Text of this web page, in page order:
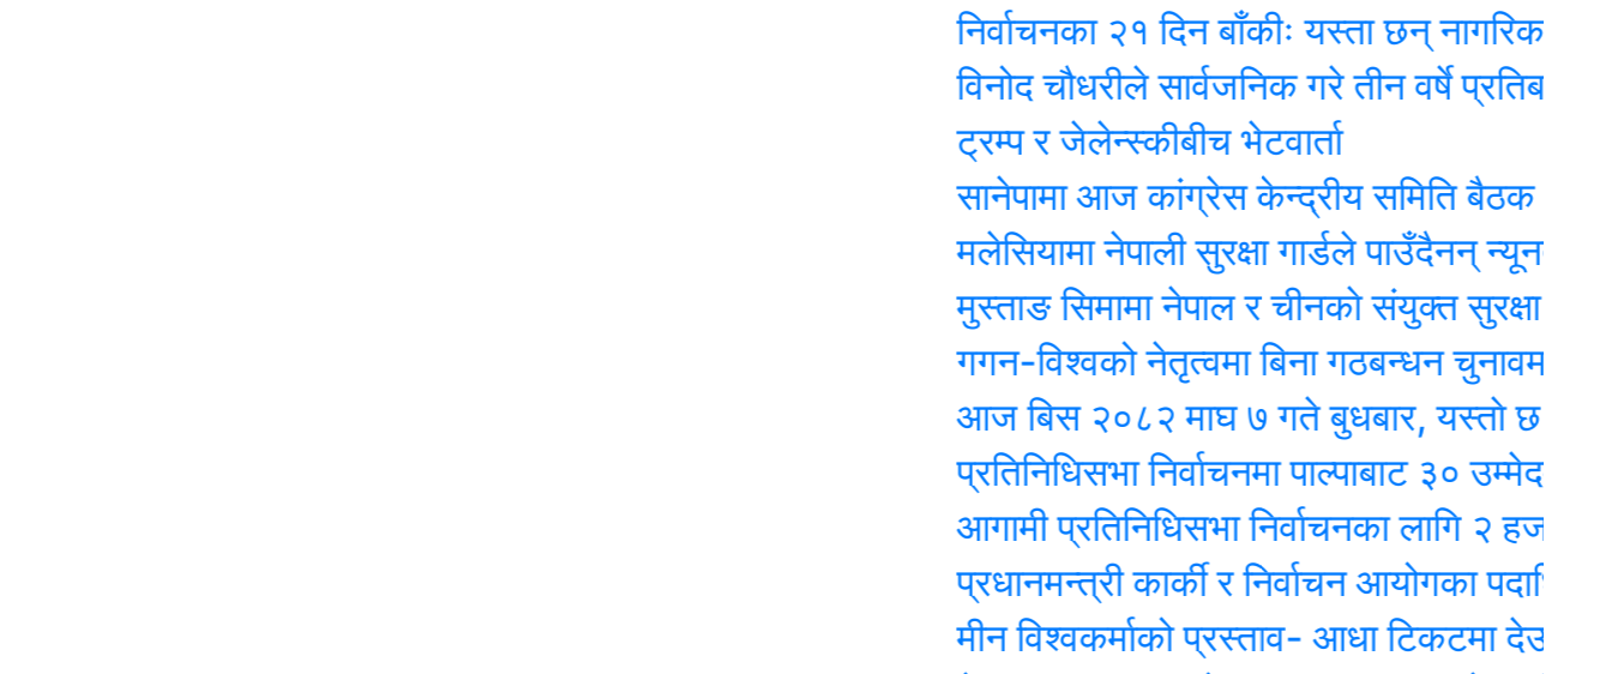
निर्वाचनका २१ दिन बाँकीः यस्ता छन् नागरिक शिक्षा
विनोद चौधरीले सार्वजनिक गरे तीन वर्षे प्रतिबद्धताको
ट्रम्प र जेलेन्स्कीबीच भेटवार्ता
सानेपामा आज कांग्रेस केन्द्रीय समिति बैठक : मूल
मलेसियामा नेपाली सुरक्षा गार्डले पाउँदैनन् न्यूनतम तलब !
मुस्ताङ सिमामा नेपाल र चीनकाे संयुक्त सुरक्षा गस्ती
गगन-विश्वको नेतृत्वमा बिना गठबन्धन चुनावमा होमियो
आज बिस २०८२ माघ ७ गते बुधबार, यस्ताे छ आजको
प्रतिनिधिसभा निर्वाचनमा पाल्पाबाट ३० उम्मेदवारको
आगामी प्रतिनिधिसभा निर्वाचनका लागि २ हजार ९ सय
प्रधानमन्त्री कार्की र निर्वाचन आयोगका
मीन विश्वकर्माको प्रस्ताव- आधा टिकटमा देउवाले